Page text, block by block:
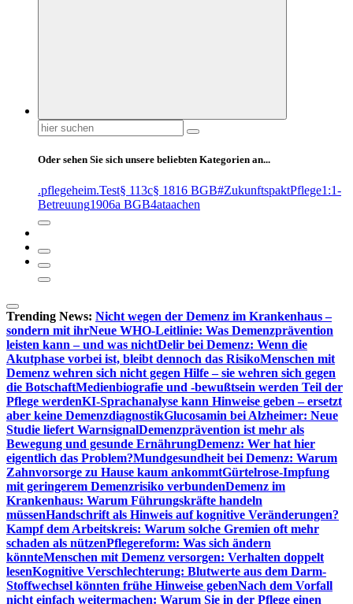
Suchen
nach:
Oder sehen Sie sich unsere beliebten Kategorien an...
.pflegeheim.Test§ 113c§ 1816 BGB#ZukunftspaktPflege1:1-
Betreuung1906a BGB4ataachen
Trending News: Nicht wegen der Demenz im Krankenhaus –
sondern mit ihrNeue WHO-Leitlinie: Was Demenzprävention
leisten kann – und was nichtDelir bei Demenz: Wenn die
Akutphase vorbei ist, bleibt dennoch das RisikoMenschen mit
Demenz wehren sich nicht gegen Hilfe – sie wehren sich gegen
die BotschaftMedienbiografie und -bewußtsein werden Teil der
Pflege werdenKI-Sprachanalyse kann Hinweise geben – ersetzt
aber keine DemenzdiagnostikGlucosamin bei Alzheimer: Neue
Studie liefert WarnsignalDemenzprävention ist mehr als
Bewegung und gesunde ErnährungDemenz: Wer hat hier
eigentlich das Problem?Mundgesundheit bei Demenz: Warum
Zahnvorsorge zu Hause kaum ankommtGürtelrose-Impfung
mit geringerem Demenzrisiko verbundenDemenz im
Krankenhaus: Warum Führungskräfte handeln
müssenHandschrift als Hinweis auf kognitive Veränderungen?
Kampf dem Arbeitskreis: Warum solche Gremien oft mehr
schaden als nützenPflegereform: Was sich ändern
könnteMenschen mit Demenz versorgen: Verhalten doppelt
lesenKognitive Verschlechterung: Blutwerte aus dem Darm-
Stoffwechsel könnten frühe Hinweise gebenNach dem Vorfall
nicht einfach weitermachen: Warum Sie in der Pflege einen